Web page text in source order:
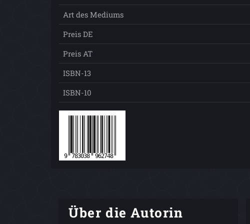
Art des Mediums
Preis DE
Preis AT
ISBN-13
ISBN-10
Über die Autorin